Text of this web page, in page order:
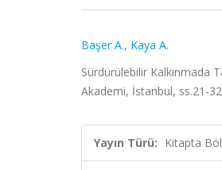
Başer A., Kaya A.
Sürdürülebilir Kalkınmada
Akademi, İstanbul, ss.21-
Yayın Türü: Kitapta